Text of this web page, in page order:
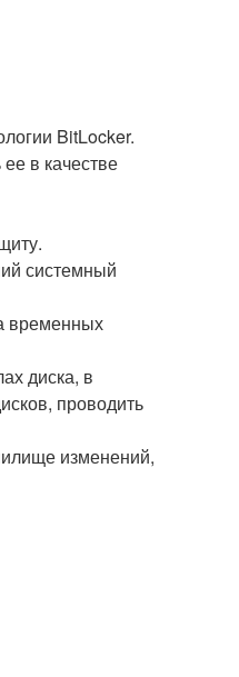
BitLocker.
в качестве
системный
временных
диска, в
проводить
изменений,